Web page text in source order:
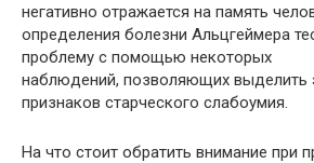
негативно отражается на память
определения болезни Альцгеймера
проблему с помощью некоторых
наблюдений, позволяющих выделить
признаков старческого слабоумия.
На что стоит обратить внимание при